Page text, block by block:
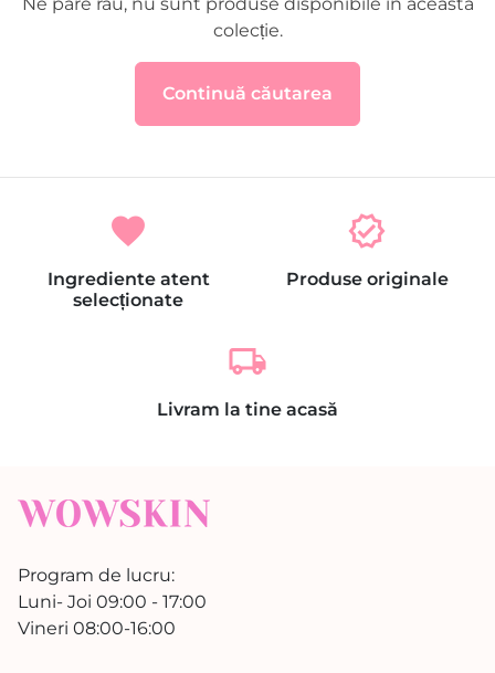
colecție.
Continuă căutarea
favorite
Ingrediente atent
selecționate
verified
Produse originale
local_shipping
Livram la tine acasă
Program de lucru:
Luni- Joi 09:00 - 17:00
Vineri 08:00-16:00